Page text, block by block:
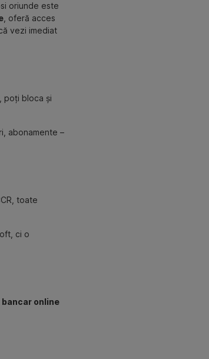
oriunde este
, oferă acces
vezi imediat
poți bloca și
abonamente –
toate
ci o
bancar online